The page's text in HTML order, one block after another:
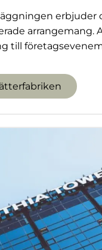
erbjuder
arrangemang.
till